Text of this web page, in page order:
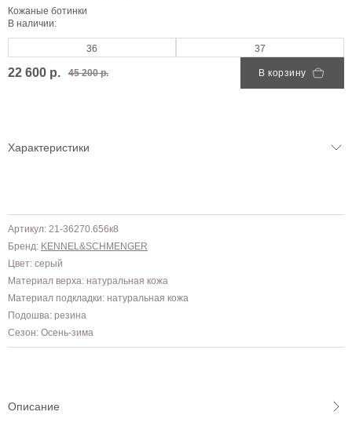
Кожаные ботинки
В наличии:
36 37
22 600 р. 45 200 р. В корзину
Характеристики
Артикул: 21-36270.656к8
Бренд: KENNEL&SCHMENGER
Цвет: серый
Материал верха: натуральная кожа
Материал подкладки: натуральная кожа
Подошва: резина
Сезон: Осень-зима
Описание